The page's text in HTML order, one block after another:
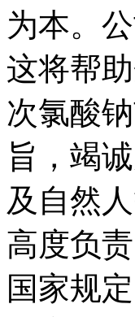
为本。
这将帮
次氯酸
旨，竭
及自然
高度负
国家规